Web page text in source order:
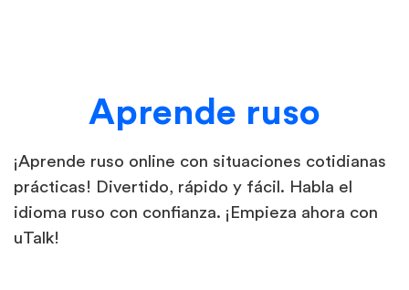
Aprende ruso
¡Aprende ruso online con situaciones cotidianas
prácticas! Divertido, rápido y fácil. Habla el
idioma ruso con confianza. ¡Empieza ahora con
uTalk!